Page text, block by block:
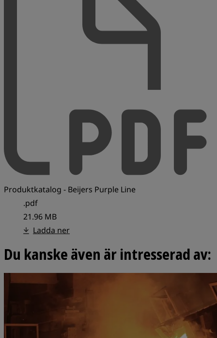
Produktkatalog - Beijers Purple Line
.pdf
21.96 MB
Ladda ner
Du kanske även är intresserad av: